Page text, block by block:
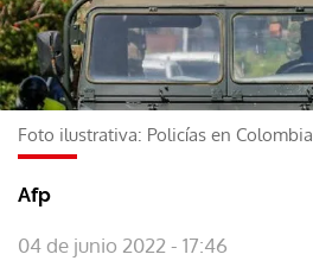
Foto ilustrativa: Policías en Colombia
Afp
04 de junio 2022 - 17:46